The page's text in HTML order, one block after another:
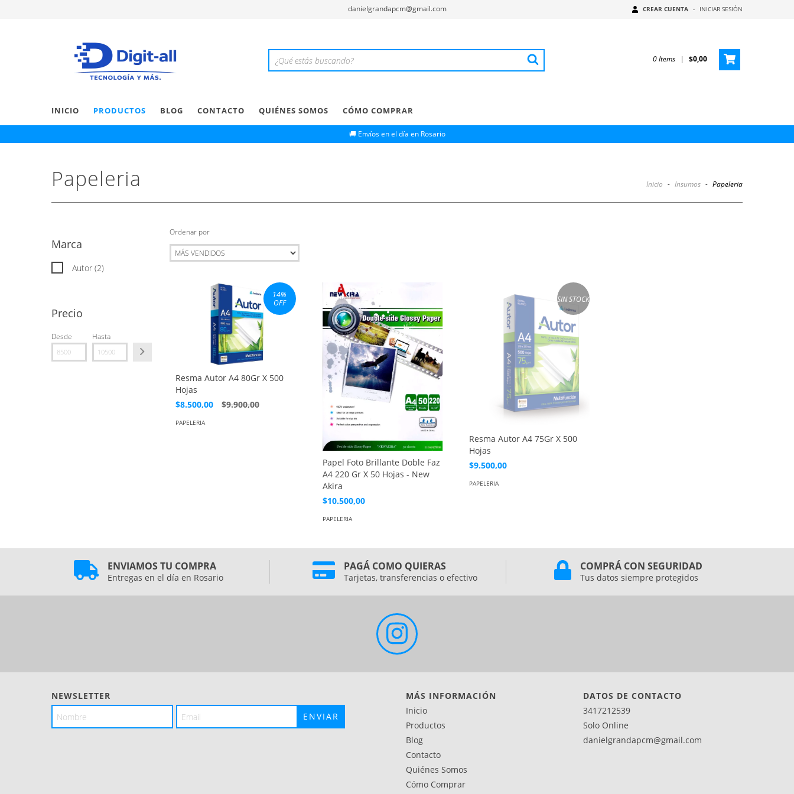
danielgrandapcm@gmail.com CREAR CUENTA - INICIAR SESIÓN
0Items | $0,00
INICIO PRODUCTOS BLOG CONTACTO QUIÉNES SOMOS CÓMO COMPRAR
🚚 Envíos en el día en Rosario
Papeleria Inicio - Insumos - Papeleria
Marca
Autor (2)
Precio
Desde Hasta
Ordenar por
14%
OFF
Resma Autor A4 80Gr X 500
Hojas
$8.500,00
$9.900,00
PAPELERIA
Papel Foto Brillante Doble Faz
A4 220 Gr X 50 Hojas - New
Akira
$10.500,00
PAPELERIA
SIN STOCK
Resma Autor A4 75Gr X 500
Hojas
$9.500,00
PAPELERIA
ENVIAMOS TU COMPRA
Entregas en el día en Rosario
PAGÁ COMO QUIERAS
Tarjetas, transferencias o efectivo
COMPRÁ CON SEGURIDAD
Tus datos siempre protegidos
NEWSLETTER
MÁS INFORMACIÓN
Inicio
Productos
Blog
Contacto
Quiénes Somos
Cómo Comprar
DATOS DE CONTACTO
3417212539
Solo Online
danielgrandapcm@gmail.com